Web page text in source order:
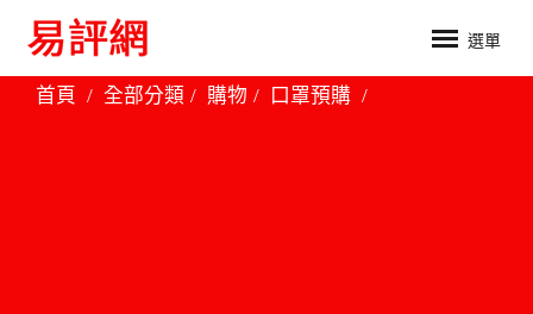
選單
首頁 全部分類 購物 口罩預購